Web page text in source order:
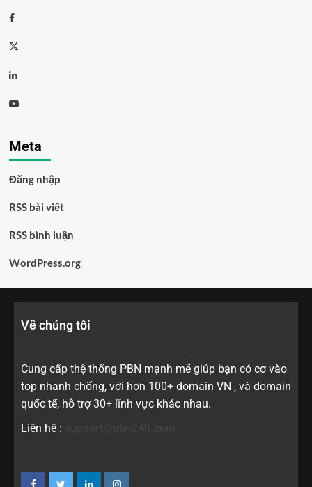
Meta
Đăng nhập
RSS bài viết
RSS bình luận
WordPress.org
Về chúng tôi
Cung cấp thệ thống PBN mạnh mẽ giúp bạn có cơ vào
top nhanh chống, với hơn 100+ domain VN , và domain
quốc tế, hỗ trợ 30+ lĩnh vực khác nhau.
Liên hệ :